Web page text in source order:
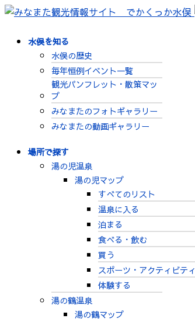
水俣を知る
水俣の歴史
毎年恒例イベント一覧
観光パンフレット・散策マッ
プ
みなまたのフォトギャラリー
みなまたの動画ギャラリー
場所で探す
湯の児温泉
湯の児マップ
すべてのリスト
温泉に入る
泊まる
食べる・飲む
買う
スポーツ・アクティビティ
体験する
湯の鶴温泉
湯の鶴マップ